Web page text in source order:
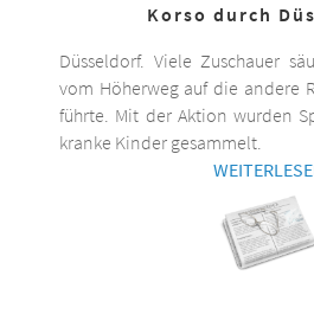
Korso durch
Düsseldorf. Viele Zuschauer
vom Höherweg auf die andere
führte. Mit der Aktion wurden
kranke Kinder gesammelt.